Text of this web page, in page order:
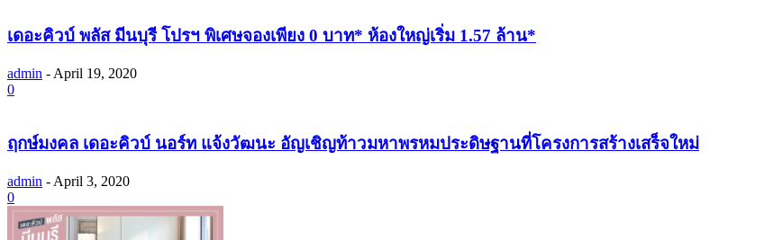
เดอะคิวบ์ พลัส มีนบุรี โปรฯ พิเศษจองเพียง 0 บาท* ห้องใหญ่เริ่ม 1.57 ล้าน*
admin - April 19, 2020
0
ฤกษ์มงคล เดอะคิวบ์ นอร์ท แจ้งวัฒนะ อัญเชิญท้าวมหาพรหมประดิษฐานที่โครงการสร้างเสร็จใหม่
admin - April 3, 2020
0